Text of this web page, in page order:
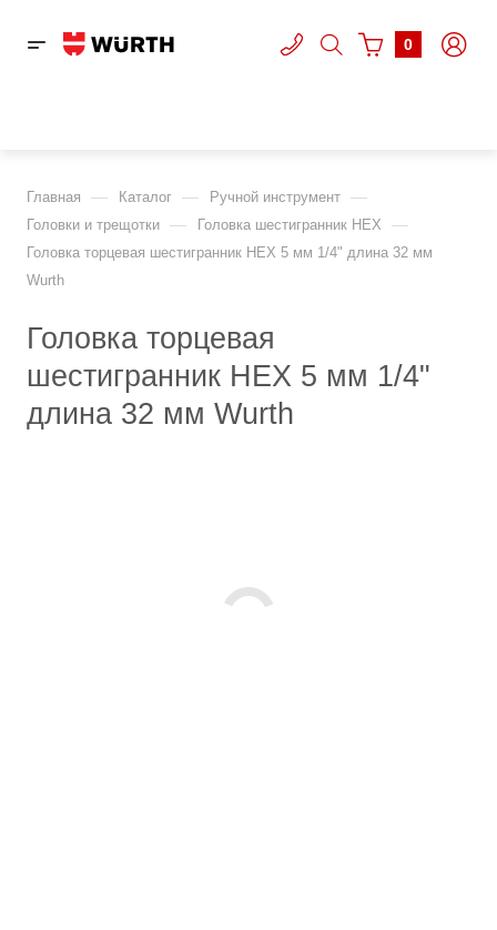
0
Главная — Каталог — Ручной инструмент —
Головки и трещотки — Головка шестигранник HEX —
Головка торцевая шестигранник HEX 5 мм 1/4" длина 32 мм
Wurth
Головка торцевая
шестигранник HEX 5 мм 1/4"
длина 32 мм Wurth